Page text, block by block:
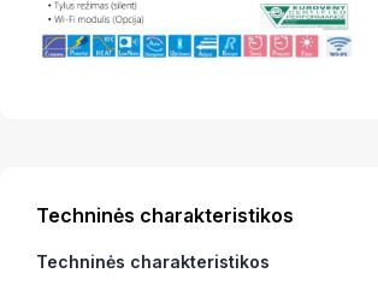
Techninės charakteristikos
Techninės charakteristikos